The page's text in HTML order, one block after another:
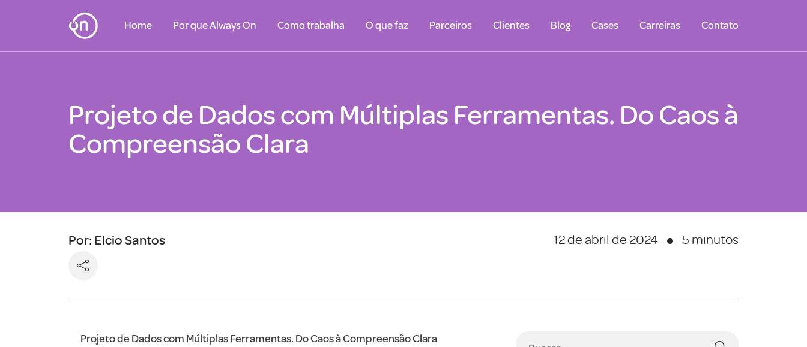
Home Por que Always On Como trabalha O que faz Parceiros Clientes Blog Cases Carreiras Contato
Projeto de Dados com Múltiplas Ferramentas. Do Caos à
Compreensão Clara
Por: Elcio Santos 12 de abril de 2024 5 minutos
Projeto de Dados com Múltiplas Ferramentas. Do Caos à Compreensão Clara